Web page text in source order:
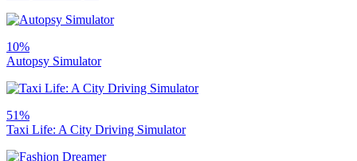
10%
Autopsy Simulator
51%
Taxi Life: A City Driving Simulator